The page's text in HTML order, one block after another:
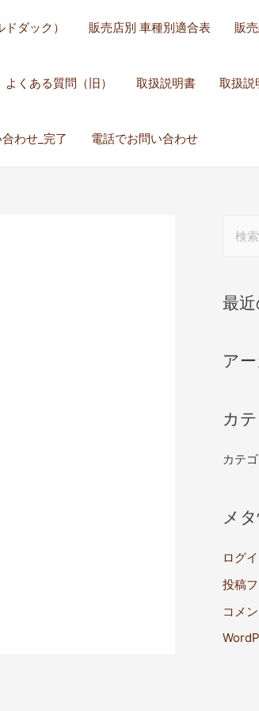
ダック） 販売店別 車種別適合表 販
よくある質問（旧） 取扱説明書 取扱説
わせ_完了 電話でお問い合わせ
最
ア
カ
カテ
メ
ログ
投稿
コメ